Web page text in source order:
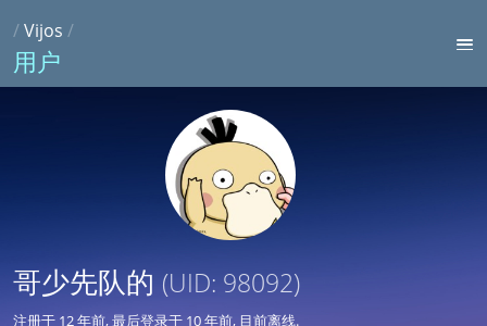
/Vijos /
用户
哥少先队的 (UID: 98092)
注册于 12 年前, 最后登录于 10 年前, 目前离线.